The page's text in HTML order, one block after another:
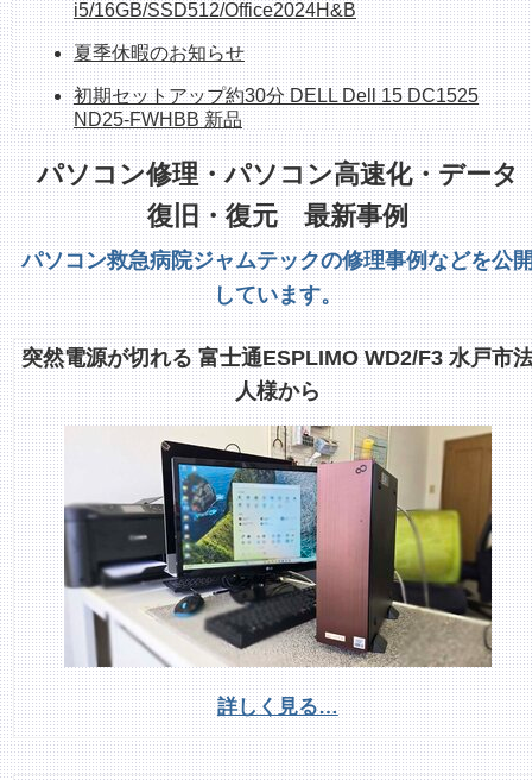
i5/16GB/SSD512/Office2024H&B
夏季休暇のお知らせ
初期セットアップ約30分 DELL Dell 15 DC1525
ND25-FWHBB 新品
持ち帰れます！ NEC PC-GE33EJYA2 512GB
SSD、16G、OfficeH&B
ホームページシステム更新作業中のお知らせ
整備済み中古デスクトップPC 販売中 富士通
ESPLIMO D586/M
整備済み中古PC販売中 富士通FH70/D1 1TB
SSD/Corei7/8GB/23.8インチ/Office
パソコン修理・パソコン高速化・データ
復旧・復元 最新事例
パソコン救急病院ジャムテックの修理事例などを公
しています。
突然電源が切れる 富士通ESPLIMO WD2/F3 水戸市
人様から
詳しく見る…